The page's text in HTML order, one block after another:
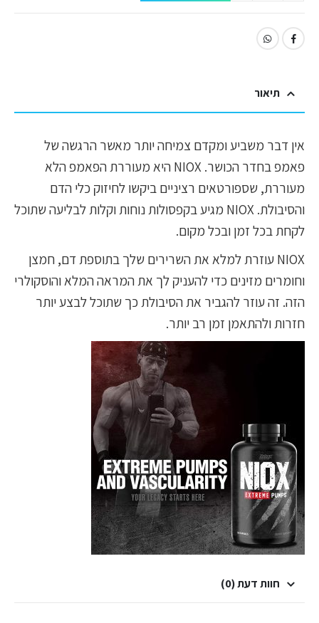
תיאור
אין דבר משביע ומקדם צמיחה יותר מאשר הרגשה של
פאמפ בחדר הכושר. NIOX היא מעוררת הפאמפ הלא
מעוררת, שספורטאים רציניים ביקשו לחיזוק כלי הדם
והסיבולת. NIOX מגיע בקפסולות נוחות וקלות לבליעה שתוכל
לקחת בכל זמן ובכל מקום.
NIOX עוזרת למלא את השרירים שלך בתוספת דם, חמצן
וחומרים מזינים כדי להעניק לך את המראה המלא והוסקולרי
הזה. זה עוזר להגביר את הסיבולת כך שתוכל לבצע יותר
חזרות ולהתאמן זמן רב יותר.
חוות דעת (0)